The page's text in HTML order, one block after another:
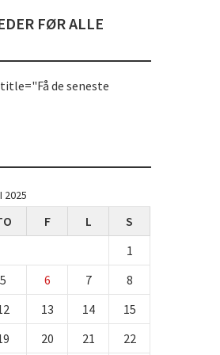
FØR ALLE
de seneste
2025
F L
S
1
5 6 7
8
13 14
15
20 21 22